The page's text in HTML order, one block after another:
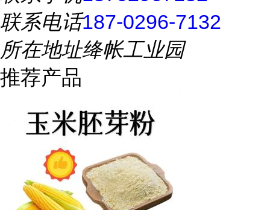
联系电话187-0296-7132
所在地址绛帐工业园
推荐产品